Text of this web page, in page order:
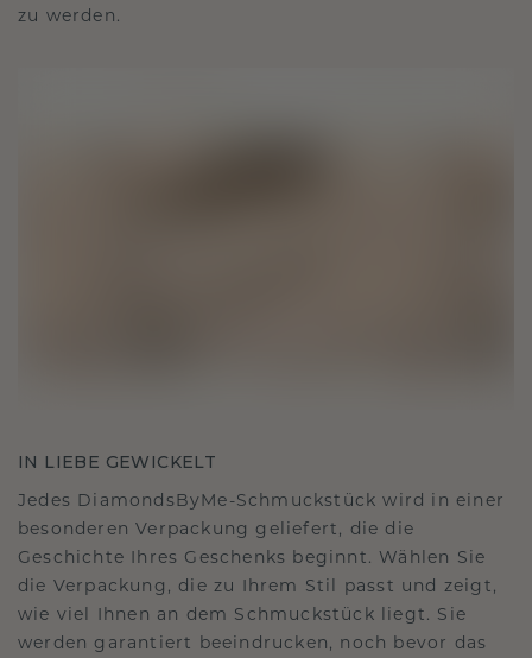
zu werden.
IN LIEBE GEWICKELT
Jedes DiamondsByMe-Schmuckstück wird in einer
besonderen Verpackung geliefert, die die
Geschichte Ihres Geschenks beginnt. Wählen Sie
die Verpackung, die zu Ihrem Stil passt und zeigt,
wie viel Ihnen an dem Schmuckstück liegt. Sie
werden garantiert beeindrucken, noch bevor das